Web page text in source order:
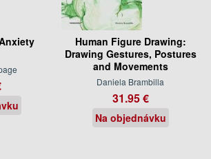
Human Figure Drawing:
Drawing Gestures, Postures
and Movements
Daniela Brambilla
31.95 €
Na objednávku